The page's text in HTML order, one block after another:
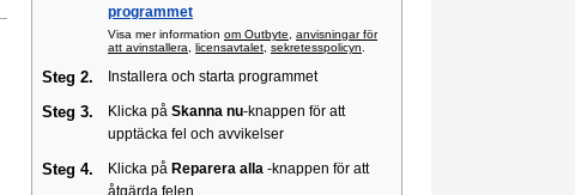
programmet
Visa mer information om Outbyte
anvisningar för
att avinstallera
licensavtalet sekretesspolicyn
Steg 2. Installera och starta programmet
Steg 3. Klicka på Skanna nu-knappen för att
upptäcka fel och avvikelser
Steg 4. Klicka på Reparera alla -knappen för att
åtgärda felen